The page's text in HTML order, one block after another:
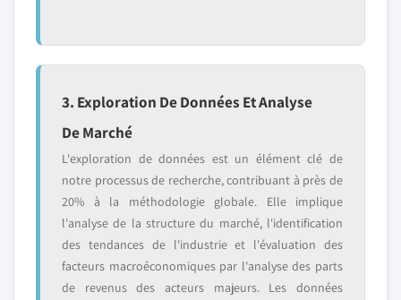
3. Exploration De Données Et Analyse
De Marché
L'exploration de données est un élément clé de
notre processus de recherche, contribuant à près de
20% à la méthodologie globale. Elle implique
l'analyse de la structure du marché, l'identification
des tendances de l'industrie et l'évaluation des
facteurs macroéconomiques par l'analyse des parts
de revenus des acteurs majeurs. Les données